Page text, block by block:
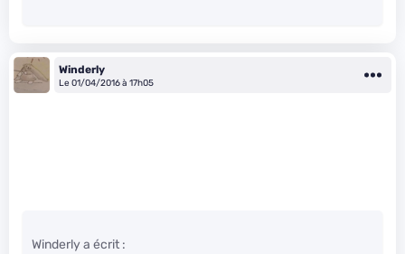
Winderly
Le 01/04/2016 à 17h05
Winderly a écrit :